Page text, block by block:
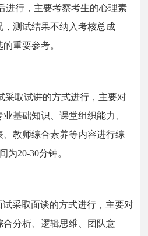
进行，主要考察考生的心理素
，测试结果不纳入考核总成
重要参考。
采取试讲的方式进行，主要对
基础知识、课堂组织能力、
教师综合素养等内容进行综
为20-30分钟。
采取面谈的方式进行，主要对
分析、逻辑思维、团队意